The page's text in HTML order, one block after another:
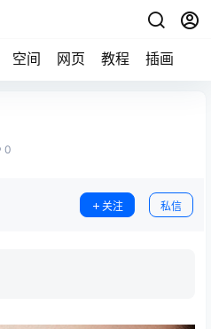
空间 网页 教程 插画
0
关注 私信